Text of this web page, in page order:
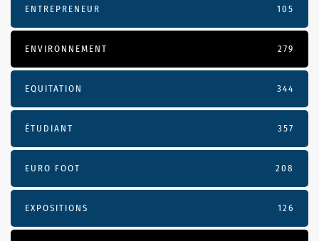
ENTREPRENEUR 105
ENVIRONNEMENT 279
EQUITATION 344
ÉTUDIANT 357
EURO FOOT 208
EXPOSITIONS 126